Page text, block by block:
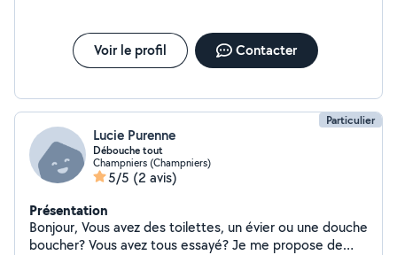
Voir le profil Contacter
Particulier
Lucie Purenne
Débouche tout
Champniers (Champniers)
5/5 (2 avis)
Présentation
Bonjour, Vous avez des toilettes, un évier ou une douche
boucher? Vous avez tous essayé? Je me propose de